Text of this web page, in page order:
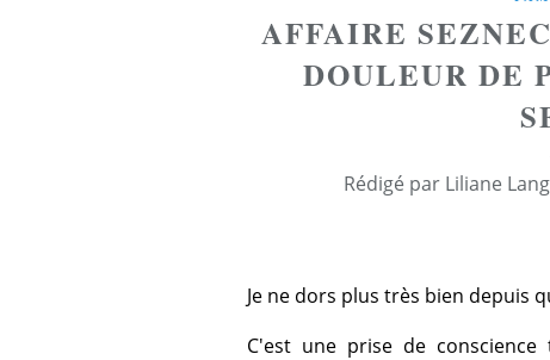
AFFAIRE
DOULEUR DE
Rédigé par Liliane
Je ne dors plus très bien depuis
C'est une prise de